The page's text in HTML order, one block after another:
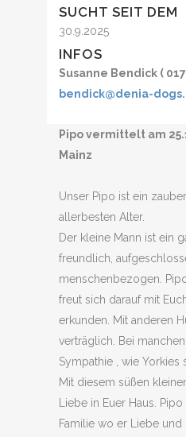
SUCHT SEIT DEM
30.9.2025
INFOS
Susanne Bendick (
bendick@denia-
Pipo vermittelt am
Mainz
Unser Pipo ist ein
allerbesten Alter.
Der kleine Mann ist ein
freundlich,
menschenbezogen.
freut sich darauf mit
erkunden. Mit anderen
verträglich. Bei
Sympathie , wie Yorkies
Mit diesem süßen
Liebe in Euer Haus.
Familie wo er Liebe und